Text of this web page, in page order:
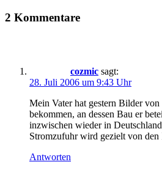
2 Kommentare
cozmic sagt:
28. Juli 2006 um 9:43 Uhr
Mein Vater hat gestern Bilder
bekommen, an dessen Bau er
inzwischen wieder in
Stromzufuhr wird gezielt von den
Antworten